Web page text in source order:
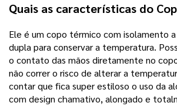
Quais as características do
Ele é um copo térmico com isolamento
dupla para conservar a temperatura.
o contato das mãos diretamente no
não correr o risco de alterar a
contar que fica super estiloso o uso da
com design chamativo, alongado e